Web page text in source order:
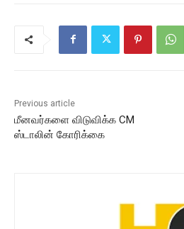
Previous article
மீனவர்களை விடுவிக்க CM
ஸ்டாலின் கோரிக்கை